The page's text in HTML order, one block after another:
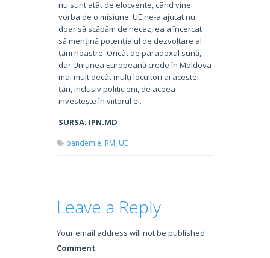
nu sunt atât de elocvente, când vine
vorba de o misiune. UE ne-a ajutat nu
doar să scăpăm de necaz, ea a încercat
să mențină potențialul de dezvoltare al
țării noastre. Oricât de paradoxal sună,
dar Uniunea Europeană crede în Moldova
mai mult decât mulți locuitori ai acestei
țări, inclusiv politicieni, de aceea
investește în viitorul ei.
SURSA: IPN.MD
pandemie, RM, UE
Leave a Reply
Your email address will not be published.
Comment